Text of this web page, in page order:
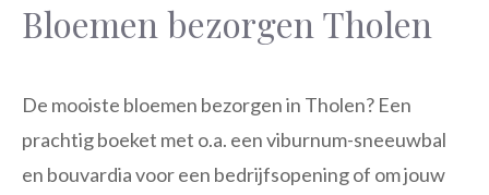
Bloemen bezorgen Tholen
De mooiste bloemen bezorgen in Tholen? Een
prachtig boeket met o.a. een viburnum-sneeuwbal
en bouvardia voor een bedrijfsopening of om jouw